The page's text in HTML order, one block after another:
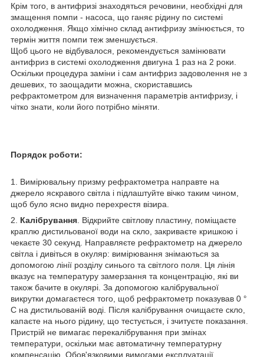
Крім того, в антифризі знаходяться речовини, необхідні для
змащення помпи - насоса, що ганяє рідину по системі
охолодження. Якщо хімічно склад антифризу змінюється, то
термін життя помпи теж зменшується.
Щоб цього не відбувалося, рекомендується замінювати
антифриз в системі охолодження двигуна 1 раз на 2 роки.
Оскільки процедура заміни і сам антифриз задоволення не з
дешевих, то заощадити можна, скориставшись
рефрактометром для визначення параметрів антифризу, і
чітко знати, коли його потрібно міняти.
Порядок роботи:
1. Вимірювальну призму рефрактометра направте на
джерело яскравого світла і підлаштуйте вічко таким чином,
щоб було ясно видно перехрестя візира.
2. Калібрування . Відкрийте світлову пластину, поміщаєте
краплю дистильованої води на скло, закриваєте кришкою і
чекаєте 30 секунд. Направляєте рефрактометр на джерело
світла і дивіться в окуляр: вимірювання знімаються за
допомогою лінії розділу синього та світлого поля. Ця лінія
вказує на температуру замерзання та концентрацію, які ви
також бачите в окулярі. За допомогою калібрувальної
викрутки домагаєтеся того, щоб рефрактометр показував 0 °
C на дистильованій воді. Після калібрування очищаєте скло,
капаєте на нього рідину, що тестується, і зчитуєте показання.
Пристрій не вимагає перекалібрування при змінах
температури, оскільки має автоматичну температурну
компенсацію. Обов'язковими вимогами експлуатації